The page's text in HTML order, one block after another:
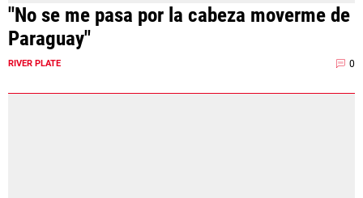
"No se me pasa por la cabeza moverme de
Paraguay"
RIVER PLATE 0